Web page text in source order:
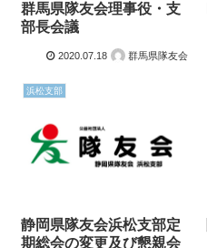
群馬県隊友会理事役・支
部長会議
2020.07.18 群馬県隊友会
浜松支部
静岡県隊友会浜松支部定
期総会の変更及び懇親会